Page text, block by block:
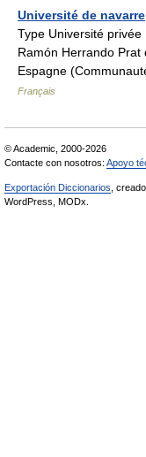
Université de navarre
Type Université
Ramón Herrando Prat
Espagne
Français
© Academic, 2000-2026
Contacte con nosotros: Apoyo
Exportación Diccionarios ,
WordPress, MODx.